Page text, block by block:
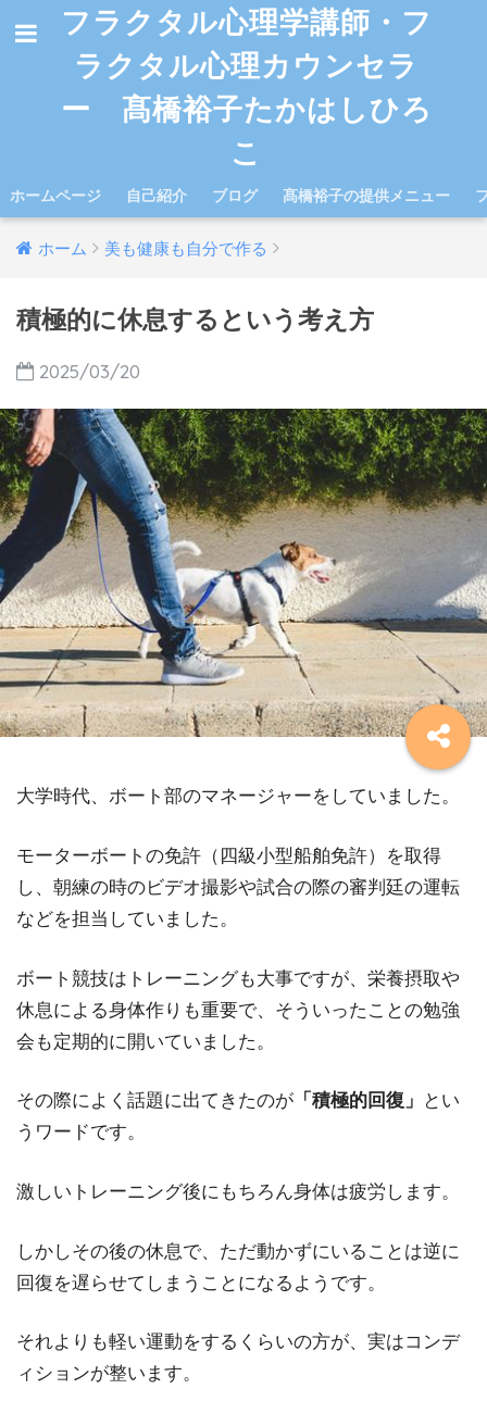
フラクタル心理学講師・フ
ラクタル心理カウンセラ
ー 髙橋裕子たかはしひろ
こ
ホームページ 自己紹介 ブログ 髙橋裕子の提供メニュー
ホーム 美も健康も自分で作る
積極的に休息するという考え方
2025/03/20
大学時代、ボート部のマネージャーをしていました。
モーターボートの免許（四級小型船舶免許）を取得
し、朝練の時のビデオ撮影や試合の際の審判廷の運転
などを担当していました。
ボート競技はトレーニングも大事ですが、栄養摂取や
休息による身体作りも重要で、そういったことの勉強
会も定期的に開いていました。
その際によく話題に出てきたのが 「積極的回復」
とい
うワードです。
激しいトレーニング後にもちろん身体は疲労します。
しかしその後の休息で、ただ動かずにいることは逆に
回復を遅らせてしまうことになるようです。
それよりも軽い運動をするくらいの方が、実はコンデ
ィションが整います。